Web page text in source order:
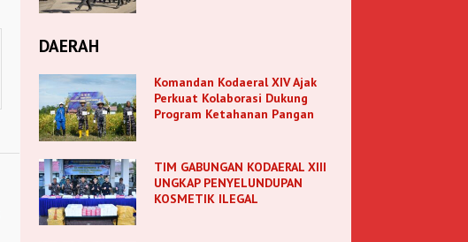
DAERAH
Komandan Kodaeral XIV Ajak
Perkuat Kolaborasi Dukung
Program Ketahanan Pangan
TIM GABUNGAN KODAERAL XIII
UNGKAP PENYELUNDUPAN
KOSMETIK ILEGAL